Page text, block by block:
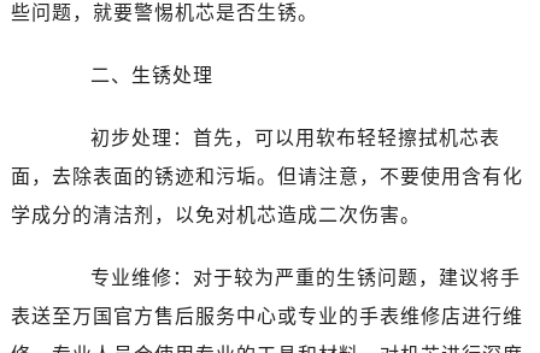
些问题，就要警惕机芯是否生锈。
二、生锈处理
初步处理：首先，可以用软布轻轻擦拭机芯表
面，去除表面的锈迹和污垢。但请注意，不要使用含有化
学成分的清洁剂，以免对机芯造成二次伤害。
专业维修：对于较为严重的生锈问题，建议将手
表送至万国官方售后服务中心或专业的手表维修店进行维